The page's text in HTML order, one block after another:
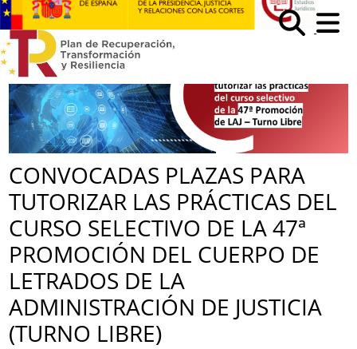
ADMINISTRACIÓN DE JUSTICIA (TURNO LIBRE)
CONVOCADAS PLAZAS PARA
TUTORIZAR LAS PRÁCTICAS DEL
CURSO SELECTIVO DE LA 47ª
PROMOCIÓN DEL CUERPO DE
LETRADOS DE LA
ADMINISTRACIÓN DE JUSTICIA
(TURNO LIBRE)